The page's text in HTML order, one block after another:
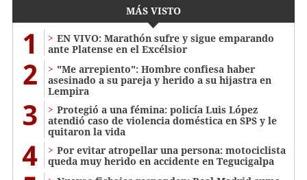
MÁS VISTO
1
EN VIVO: Marathón sufre y sigue emparando
ante Platense en el Excélsior
2
"Me arrepiento": Hombre confiesa haber
asesinado a su pareja y herido a su hijastra en
Lempira
3
Protegió a una fémina: policía Luis López
atendió caso de violencia doméstica en SPS y le
quitaron la vida
4
Por evitar atropellar una persona: motociclista
queda muy herido en accidente en Tegucigalpa